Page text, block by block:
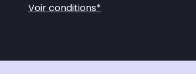
Voir conditions*